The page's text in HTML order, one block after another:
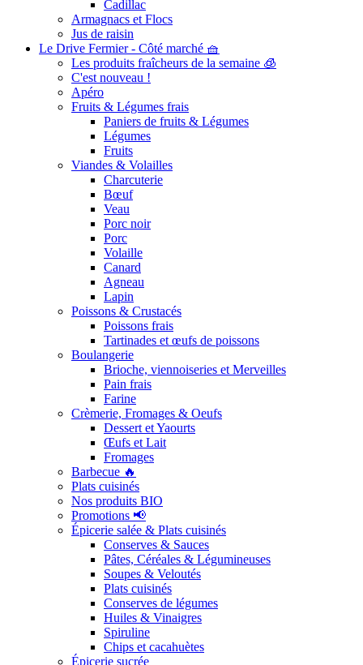
Cadillac
Armagnacs et Flocs
Jus de raisin
Le Drive Fermier - Côté marché 🧺
Les produits fraîcheurs de la semaine 🧊
C'est nouveau !
Apéro
Fruits & Légumes frais
Paniers de fruits & Légumes
Légumes
Fruits
Viandes & Volailles
Charcuterie
Bœuf
Veau
Porc noir
Porc
Volaille
Canard
Agneau
Lapin
Poissons & Crustacés
Poissons frais
Tartinades et œufs de poissons
Boulangerie
Brioche, viennoiseries et Merveilles
Pain frais
Farine
Crèmerie, Fromages & Oeufs
Dessert et Yaourts
Œufs et Lait
Fromages
Barbecue 🔥
Plats cuisinés
Nos produits BIO
Promotions 📢
Épicerie salée & Plats cuisinés
Conserves & Sauces
Pâtes, Céréales & Légumineuses
Soupes & Veloutés
Plats cuisinés
Conserves de légumes
Huiles & Vinaigres
Spiruline
Chips et cacahuètes
Épicerie sucrée